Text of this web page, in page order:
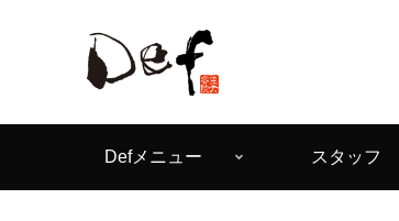
Defメニュー スタッフ